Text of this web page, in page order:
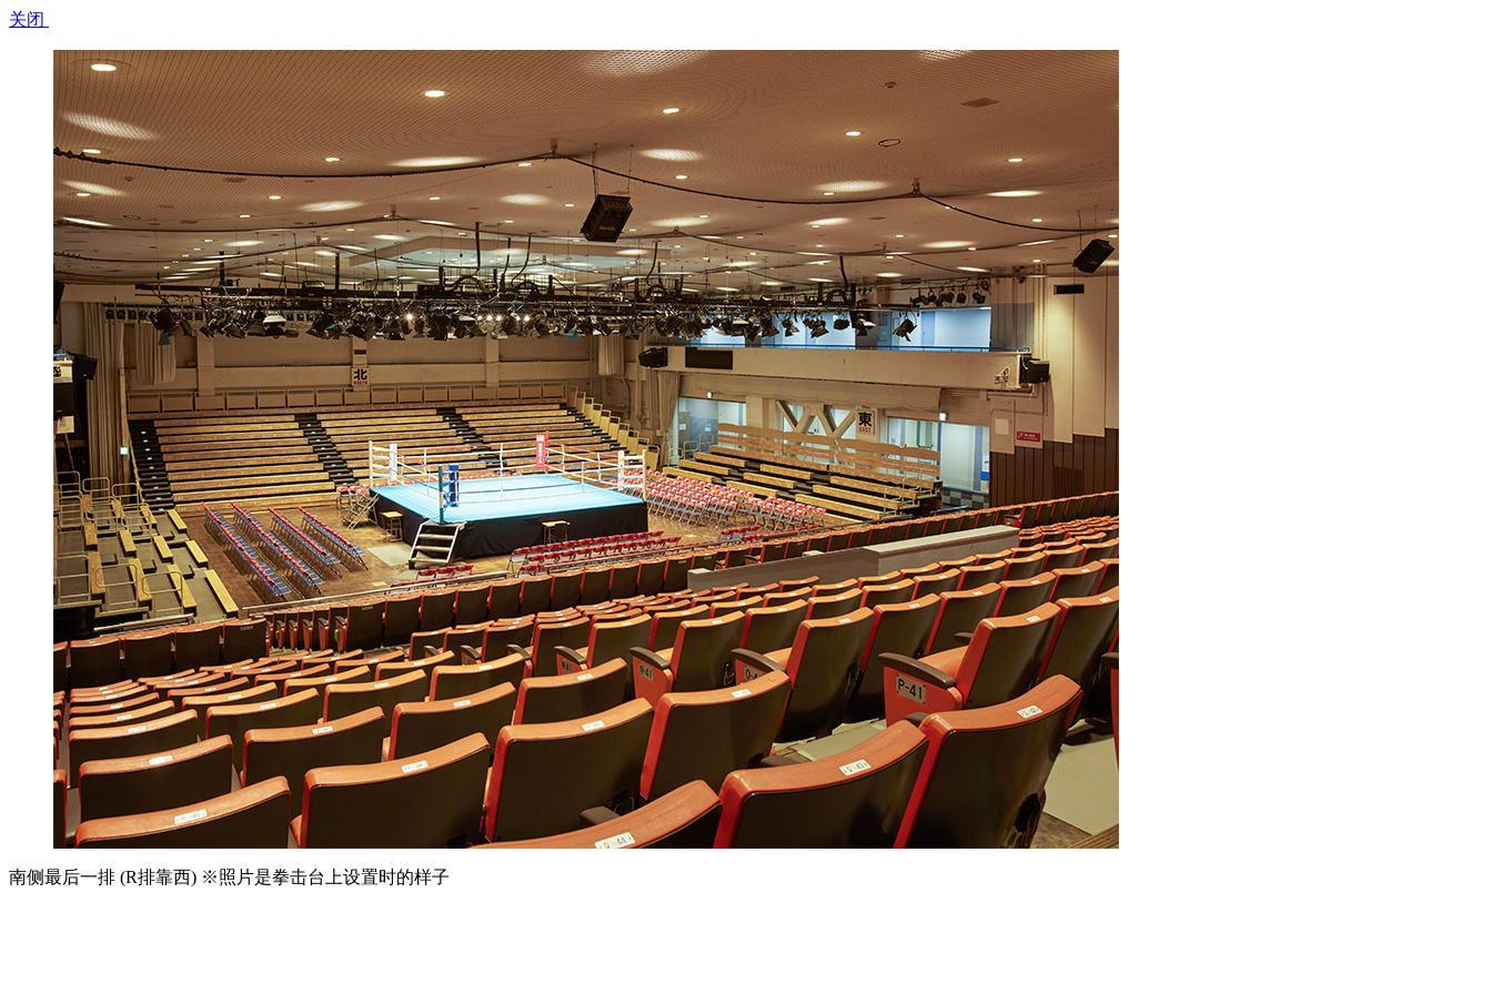
关闭​ ​
南侧最后一排 (R排靠西) ※照片是拳击台上设置时的样子